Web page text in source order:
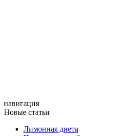
навигация
Новые статьи
Лимонная диета